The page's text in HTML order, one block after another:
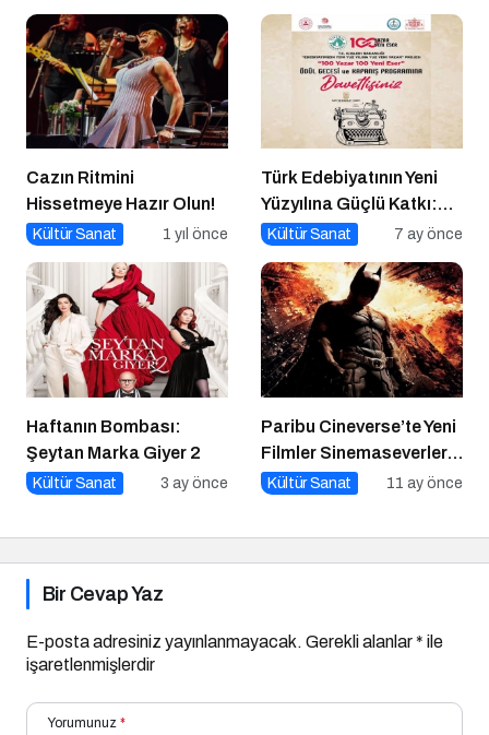
Cazın Ritmini
Hissetmeye Hazır Olun!
Kültür Sanat 1 yıl önce
Türk Edebiyatının Yeni
Yüzyılına Güçlü Katkı:
“100 Yazar 100 Yeni
Gecesi
Kültür Sanat 7 ay önce
Haftanın Bombası:
Şeytan Marka Giyer 2
Kültür Sanat 3 ay önce
Paribu Cineverse’te Yeni
Filmler Sinemaseverlerle
Buluşuyor
Kültür Sanat 11 ay önce
Bir Cevap Yaz
E-posta adresiniz yayınlanmayacak. Gerekli alanlar* ile
işaretlenmişlerdir
Yorumunuz *